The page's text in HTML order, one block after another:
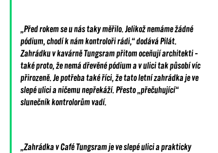
„Před rokem se u nás taky měřilo. Jelikož nemáme žádné
pódium, chodí k nám kontroloři rádi,“ dodává Pilát.
Zahrádku v kavárně Tungsram přitom oceňují architekti –
také proto, že nemá dřevěné pódium a v ulici tak působí víc
přirozeně. Je potřeba také říci, že tato letní zahrádka je ve
slepé ulici a ničemu nepřekáží. Přesto „přečuhující“
slunečník kontrolorům vadí.
„Zahrádka v Café Tungsram je ve slepé ulici a prakticky